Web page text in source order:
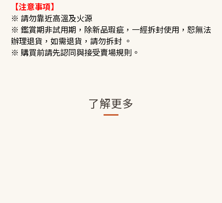
【注意事項】
※ 請勿靠近高溫及火源
※ 鑑賞期非試用期，除新品瑕疵，一經拆封使用，恕無法
辦理退貨，如需退貨，請勿拆封 。
※ 購買前請先認同與接受賣場規則。
了解更多